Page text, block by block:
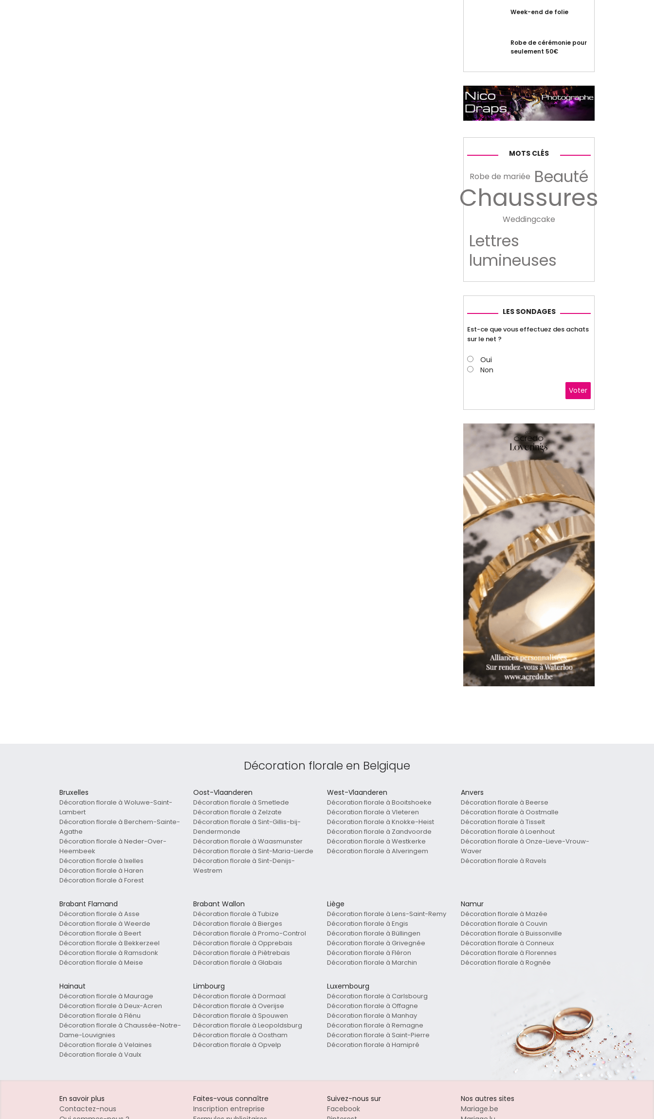
Week-end de folie
Robe de cérémonie pour
seulement 50€
MOTS CLÉS
Robe de mariée Beauté
Chaussures
Weddingcake
Lettres
lumineuses
LES SONDAGES
Est-ce que vous effectuez des achats
sur le net ?
Oui
Non
Voter
Décoration florale en Belgique
Bruxelles
Décoration florale à Woluwe-Saint-
Lambert
Décoration florale à Berchem-Sainte-
Agathe
Décoration florale à Neder-Over-
Heembeek
Décoration florale à Ixelles
Décoration florale à Haren
Décoration florale à Forest
Oost-Vlaanderen
Décoration florale à Smetlede
Décoration florale à Zelzate
Décoration florale à Sint-Gillis-bij-
Dendermonde
Décoration florale à Waasmunster
Décoration florale à Sint-Maria-Lierde
Décoration florale à Sint-Denijs-
Westrem
West-Vlaanderen
Décoration florale à Booitshoeke
Décoration florale à Vleteren
Décoration florale à Knokke-Heist
Décoration florale à Zandvoorde
Décoration florale à Westkerke
Décoration florale à Alveringem
Anvers
Décoration florale à Beerse
Décoration florale à Oostmalle
Décoration florale à Tisselt
Décoration florale à Loenhout
Décoration florale à Onze-Lieve-Vrouw-
Waver
Décoration florale à Ravels
Brabant Flamand
Décoration florale à Asse
Décoration florale à Weerde
Décoration florale à Beert
Décoration florale à Bekkerzeel
Décoration florale à Ramsdonk
Décoration florale à Meise
Brabant Wallon
Décoration florale à Tubize
Décoration florale à Bierges
Décoration florale à Promo-Control
Décoration florale à Opprebais
Décoration florale à Piètrebais
Décoration florale à Glabais
Liège
Décoration florale à Lens-Saint-Remy
Décoration florale à Engis
Décoration florale à Büllingen
Décoration florale à Grivegnée
Décoration florale à Fléron
Décoration florale à Marchin
Namur
Décoration florale à Mazée
Décoration florale à Couvin
Décoration florale à Buissonville
Décoration florale à Conneux
Décoration florale à Florennes
Décoration florale à Rognée
Hainaut
Décoration florale à Maurage
Décoration florale à Deux-Acren
Décoration florale à Flénu
Décoration florale à Chaussée-Notre-
Dame-Louvignies
Décoration florale à Velaines
Décoration florale à Vaulx
Limbourg
Décoration florale à Dormaal
Décoration florale à Overijse
Décoration florale à Spouwen
Décoration florale à Leopoldsburg
Décoration florale à Oostham
Décoration florale à Opvelp
Luxembourg
Décoration florale à Carlsbourg
Décoration florale à Offagne
Décoration florale à Manhay
Décoration florale à Remagne
Décoration florale à Saint-Pierre
Décoration florale à Hamipré
En savoir plus
Contactez-nous
Faites-vous connaître
Inscription entreprise
Suivez-nous sur
Facebook
Nos autres sites
Mariage.be